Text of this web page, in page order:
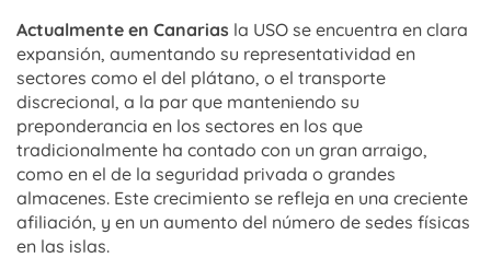
Actualmente en Canarias la USO se encuentra en clara
expansión, aumentando su representatividad en
sectores como el del plátano, o el transporte
discrecional, a la par que manteniendo su
preponderancia en los sectores en los que
tradicionalmente ha contado con un gran arraigo,
como en el de la seguridad privada o grandes
almacenes. Este crecimiento se refleja en una creciente
afiliación, y en un aumento del número de sedes físicas
en las islas.